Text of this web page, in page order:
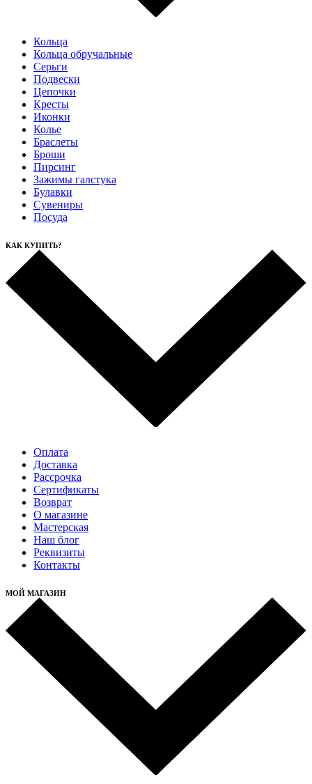
Кольца
Кольца обручальные
Серьги
Подвески
Цепочки
Кресты
Иконки
Колье
Браслеты
Броши
Пирсинг
Зажимы галстука
Булавки
Сувениры
Посуда
КАК КУПИТЬ?
Оплата
Доставка
Рассрочка
Cертификаты
Возврат
О магазине
Мастерская
Наш блог
Реквизиты
Контакты
МОЙ МАГАЗИН